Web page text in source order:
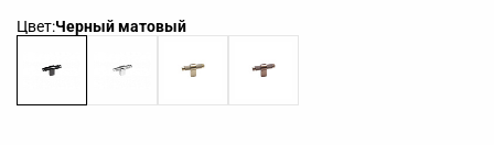
Цвет:Черный матовый